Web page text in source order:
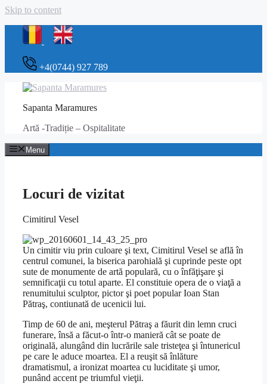
Skip to content
+4(0744) 927 789
Sapanta Maramures
Artă -Tradiție – Ospitalitate
Menu
Locuri de vizitat
yeezy shoesyeezy boost
blackyeezy boost 350 v2
Cimitirul Vesel
Un cimitir viu prin culoare şi text, Cimitirul Vesel se află în
centrul comunei, la biserica parohială şi cuprinde peste opt
sute de monumente de artă populară, cu o înfăţişare şi
semnificaţii cu totul aparte. El constituie opera de o viaţă a
renumitului sculptor, pictor şi poet popular Ioan Stan
Pătraş, contiunată de ucenicii lui.
Timp de 60 de ani, meşterul Pătraş a făurit din lemn cruci
funerare, însă a făcut-o într-o manieră cât se poate de
originală, alungând din lucrările sale tristeţea şi întunericul
pe care le aduce moartea. El a reuşit să înlăture
dramatismul, a ironizat moartea cu luciditate şi umor,
punând accent pe triumful vieţii.